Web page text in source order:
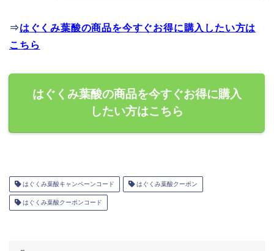
⇒はぐくみ葉酸の商品を今すぐお得に購入したい方は
こちら
はぐくみ葉酸の商品を今すぐお得に購入
したい方はこちら
はぐくみ葉酸キャンペーンコード はぐくみ葉酸クーポン
はぐくみ葉酸クーポンコード